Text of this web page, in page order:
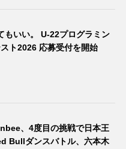
もいい。 U-22プログラミン
ト2026 応募受付を開始
、4度目の挑戦で日本王
Bullダンスバトル、六本木